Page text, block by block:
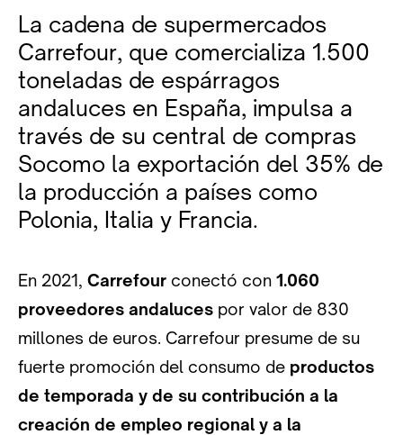
La cadena de supermercados
Carrefour, que comercializa 1.500
toneladas de espárragos
andaluces en España, impulsa a
través de su central de compras
Socomo la exportación del 35% de
la producción a países como
Polonia, Italia y Francia.
En 2021, Carrefour conectó con 1.060
proveedores andaluces por valor de 830
millones de euros. Carrefour presume de su
fuerte promoción del consumo de productos
de temporada y de su contribución a la
creación de empleo regional y a la